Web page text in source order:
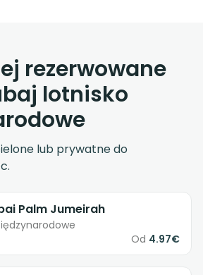
rezerwowane
lotnisko
lub prywatne do
Palm Jumeirah
Od 4.97€